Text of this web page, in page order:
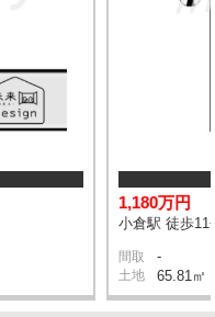
1,180万円
小倉駅 徒歩11
間取 -
土地 65.81㎡